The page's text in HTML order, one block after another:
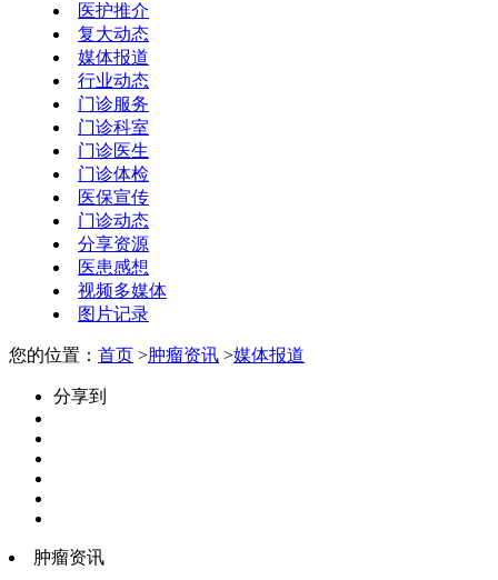
医护推介
复大动态
媒体报道
行业动态
门诊服务
门诊科室
门诊医生
门诊体检
医保宣传
门诊动态
分享资源
医患感想
视频多媒体
图片记录
您的位置： 首页 >肿瘤资讯 >媒体报道
分享到
肿瘤资讯